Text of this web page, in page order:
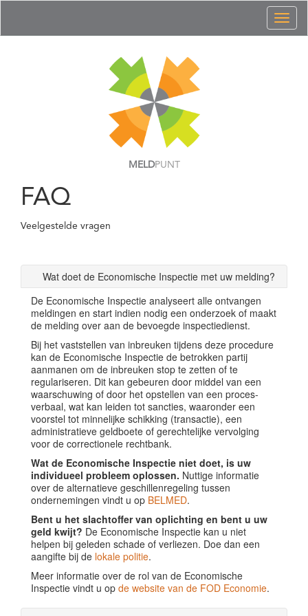
MELDPUNT
FAQ
Veelgestelde vragen
Wat doet de Economische Inspectie met uw melding?
De Economische Inspectie analyseert alle ontvangen
meldingen en start indien nodig een onderzoek of maakt
de melding over aan de bevoegde inspectiedienst.
Bij het vaststellen van inbreuken tijdens deze procedure
kan de Economische Inspectie de betrokken partij
aanmanen om de inbreuken stop te zetten of te
regulariseren. Dit kan gebeuren door middel van een
waarschuwing of door het opstellen van een proces-
verbaal, wat kan leiden tot sancties, waaronder een
voorstel tot minnelijke schikking (transactie), een
administratieve geldboete of gerechtelijke vervolging
voor de correctionele rechtbank.
Wat de Economische Inspectie niet doet, is uw
individueel probleem oplossen. Nuttige informatie
over de alternatieve geschillenregeling tussen
ondernemingen vindt u op BELMED.
Bent u het slachtoffer van oplichting en bent u uw
geld kwijt? De Economische Inspectie kan u niet
helpen bij geleden schade of verliezen. Doe dan een
aangifte bij de lokale politie.
Meer informatie over de rol van de Economische
Inspectie vindt u op de website van de FOD Economie.